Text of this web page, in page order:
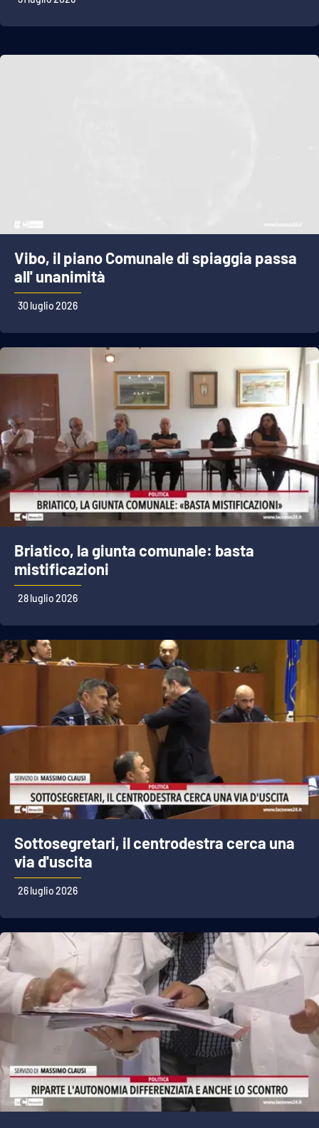
Vibo, il piano Comunale di spiaggia passa
all' unanimità
30 luglio 2026
Briatico, la giunta comunale: basta
mistificazioni
28 luglio 2026
Sottosegretari, il centrodestra cerca una
via d'uscita
26 luglio 2026